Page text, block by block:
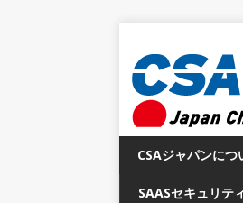
CSAジャパンにつ
SAASセキュリテ